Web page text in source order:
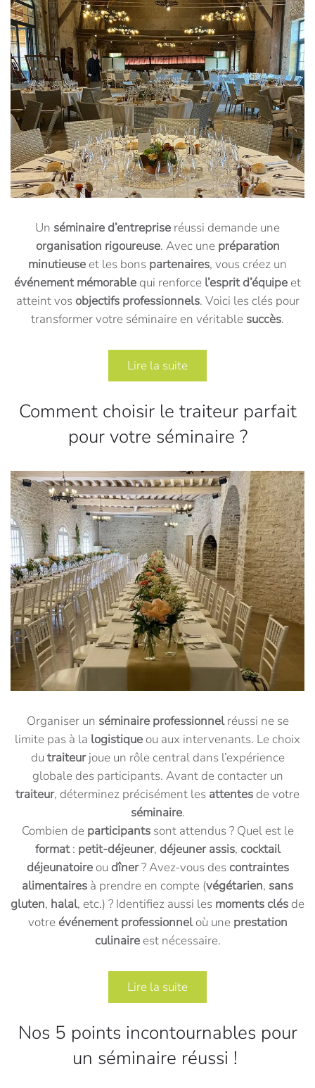
Un séminaire d’entreprise réussi demande une
organisation rigoureuse. Avec une préparation
minutieuse et les bons partenaires, vous créez un
événement mémorable qui renforce l’esprit d’équipe et
atteint vos objectifs professionnels. Voici les clés pour
transformer votre séminaire en véritable succès.
Lire la suite
Comment choisir le traiteur parfait
pour votre séminaire ?
Organiser un séminaire professionnelréussi ne se
limite pas à la logistique ou aux intervenants. Le choix
du traiteurjoue un rôle central dans l’expérience
globale des participants. Avant de contacter un
traiteur, déterminez précisément les attentes de votre
séminaire.
Combien de participantssont attendus ? Quel est le
format: petit-déjeuner, déjeuner assis, cocktail
déjeunatoireou dîner? Avez-vous des contraintes
alimentaires à prendre en compte (végétarien, sans
gluten, halal, etc.) ? Identifiez aussi les moments clés de
votre événement professionneloù une prestation
culinaireest nécessaire.
Lire la suite
Nos 5 points incontournables pour
un séminaire réussi !